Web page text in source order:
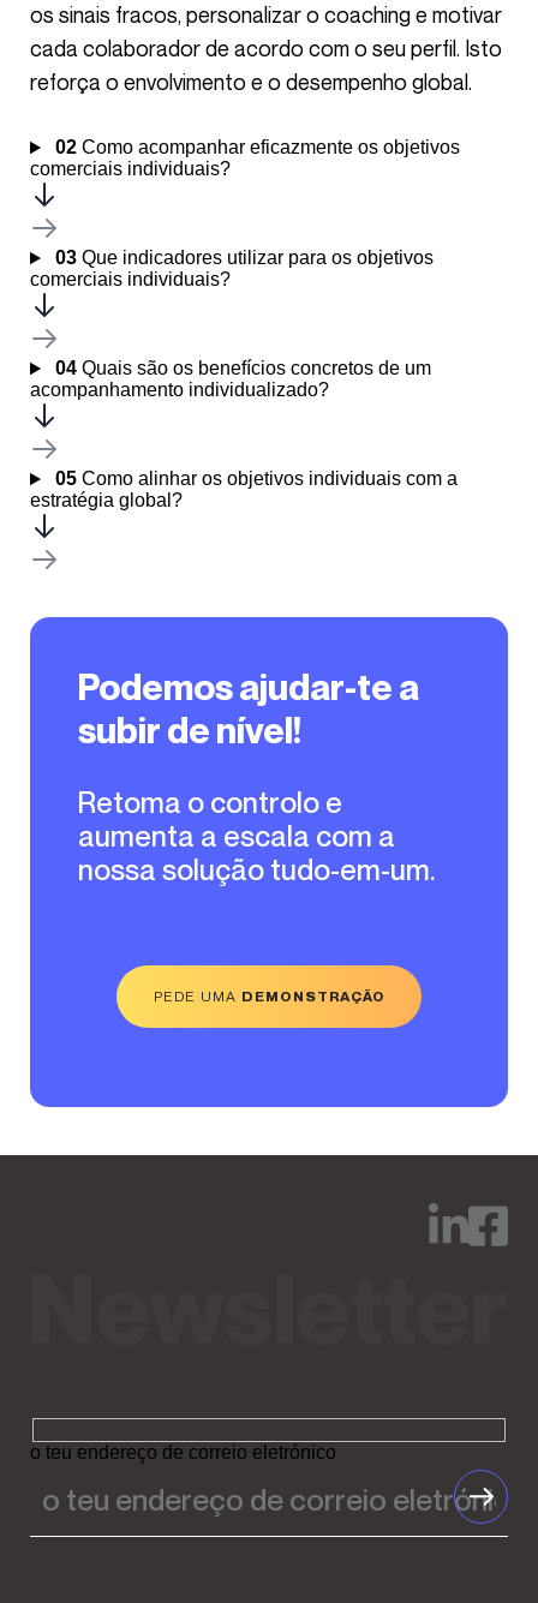
Podemos ajudar-te a
subir de nível!
Retoma o controlo e
aumenta a escala com a
nossa solução tudo-em-um.
PEDE UMA DEMONSTRAÇÃO
os sinais fracos, personalizar o coaching e motivar
cada colaborador de acordo com o seu perfil. Isto
reforça o envolvimento e o desempenho global.
02Como acompanhar eficazmente os objetivos
comerciais individuais?
03Que indicadores utilizar para os objetivos
comerciais individuais?
04Quais são os benefícios concretos de um
acompanhamento individualizado?
05Como alinhar os objetivos individuais com a
estratégia global?
o teu endereço de correio eletrónico